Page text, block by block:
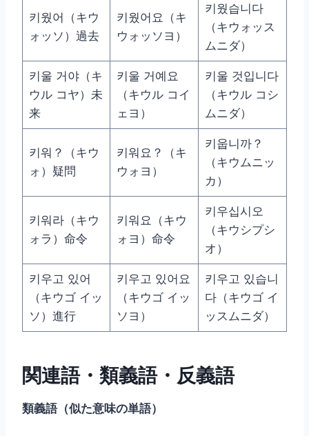
키웠어（キウ
ォッソ）過去
키웠어요（キ
ウォッソヨ）
키웠습니다
（キウォッス
ムニダ）
키울 거야（キ
ウル コヤ）未
来
키울 거예요
（キウル コイ
ェヨ）
키울 것입니다
（キウル コシ
ムニダ）
키워？（キウ
ォ）疑問
키워요？（キ
ウォヨ）
키웁니까？
（キウムニッ
カ）
키워라（キウ
ォラ）命令
키워요（キウ
ォヨ）命令
키우십시오
（キウシプシ
オ）
키우고 있어
（キウゴ イッ
ソ）進行
키우고 있어요
（キウゴ イッ
ソヨ）
키우고 있습니
다（キウゴ イ
ッスムニダ）
関連語・類義語・反義語
類義語（似た意味の単語）